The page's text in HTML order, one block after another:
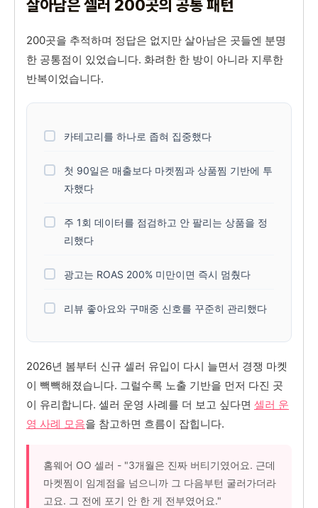
살아남은 셀러 200곳의 공통 패턴
200곳을 추적하며 정답은 없지만 살아남은 곳들엔 분명
한 공통점이 있었습니다. 화려한 한 방이 아니라 지루한
반복이었습니다.
카테고리를 하나로 좁혀 집중했다
첫 90일은 매출보다 마켓찜과 상품찜 기반에 투
자했다
주 1회 데이터를 점검하고 안 팔리는 상품을 정
리했다
광고는 ROAS 200% 미만이면 즉시 멈췄다
리뷰 좋아요와 구매중 신호를 꾸준히 관리했다
2026년 봄부터 신규 셀러 유입이 다시 늘면서 경쟁 마켓
이 빽빽해졌습니다. 그럴수록 노출 기반을 먼저 다진 곳
이 유리합니다. 셀러 운영 사례를 더 보고 싶다면 셀러 운
영 사례 모음을 참고하면 흐름이 잡힙니다.
홈웨어 OO 셀러 - "3개월은 진짜 버티기였어요. 근데
마켓찜이 임계점을 넘으니까 그 다음부턴 굴러가더라
고요. 그 전에 포기 안 한 게 전부였어요."